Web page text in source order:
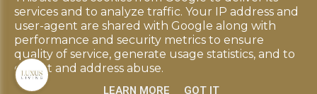
Privacy & Cookies|UP-TO-DATE WebDesign
services and to analyze traffic. Your IP address and
user-agent are shared with Google along with
performance and security metrics to ensure
quality of service, generate usage statistics, and to
detect and address abuse.
LEARN MORE GOT IT